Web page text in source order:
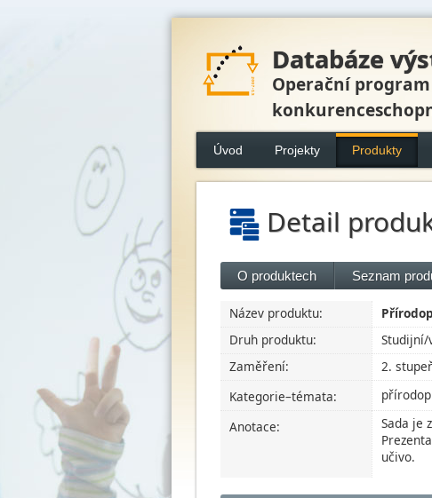
Databáze
Operační
Úvod Projekty Produkty
Detail
O produktech Seznam
Název produktu:
Druh produktu:
Zaměření:
2.
Kategorie–témata:
Anotace:
Sada je
učivo.